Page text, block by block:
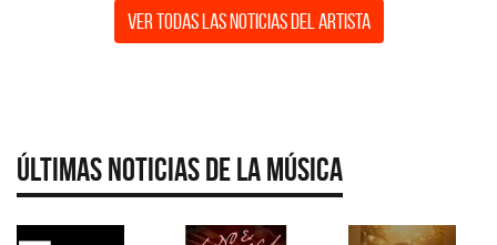
Ver todas las noticias del artista
Últimas Noticias de la Música